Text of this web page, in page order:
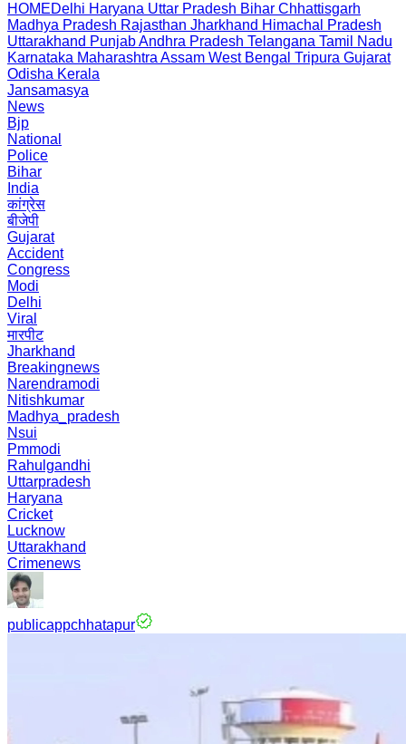
HOMEDelhi Haryana Uttar Pradesh Bihar Chhattisgarh
Madhya Pradesh Rajasthan Jharkhand Himachal Pradesh
Uttarakhand PunjabAndhra Pradesh Telangana Tamil Nadu
Karnataka Maharashtra Assam West Bengal Tripura Gujarat
Odisha Kerala
Jansamasya
News
Bjp
National
Police
Bihar
India
कांग्रेस
बीजेपी
Gujarat
Accident
Congress
Modi
Delhi
Viral
मारपीट
Jharkhand
Breakingnews
Narendramodi
Nitishkumar
Madhya_pradesh
Nsui
Pmmodi
Rahulgandhi
Uttarpradesh
Haryana
Cricket
Lucknow
Uttarakhand
Crimenews
publicappchhatapur